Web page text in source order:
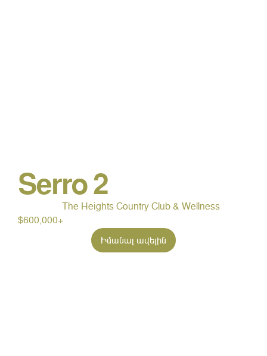
Serro 2
The Heights Country Club & Wellness
$600,000+
Իմանալ ավելին